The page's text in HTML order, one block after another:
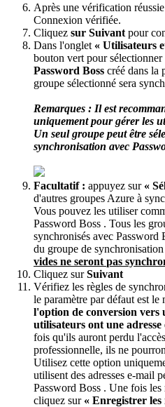
Après une vérification réussie
Connexion vérifiée.
Cliquez sur Suivant pour
Dans l'onglet « Utilisateurs
bouton vert pour sélectionner
Password Boss créé dans la
groupe sélectionné sera
Remarques : Il est
uniquement pour gérer les
Un seul groupe peut être sé
synchronisation avec
Facultatif : appuyez sur « Sé
d'autres groupes Azure à
Vous pouvez les utiliser
Password Boss . Tous les
synchronisés avec Password
du groupe de synchronisation
vides ne seront pas
Cliquez sur Suivant
Vérifiez les règles de
le paramètre par défaut est le
l'option de conversion vers
utilisateurs ont une adresse
fois qu'ils auront perdu l'accès
professionnelle, ils ne
Utilisez cette option
utilisent des adresses e-mail
Password Boss . Une fois les
cliquez sur « Enregistrer les